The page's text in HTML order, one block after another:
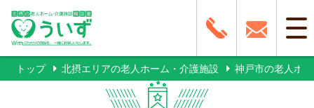
トップ 北摂エリアの老人ホーム・介護施設 神戸市の老人ホ